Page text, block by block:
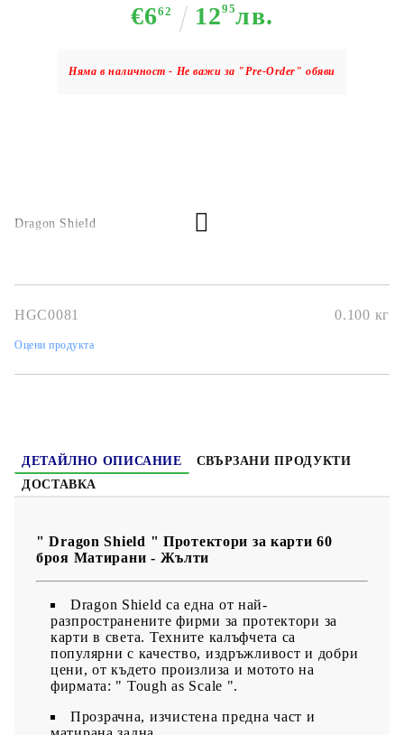
€662 1295лв.
Няма в наличност - Не важи за "Pre-Order" обяви
Dragon Shield
HGC0081 0.100 кг
Оцени продукта
ДЕТАЙЛНО ОПИСАНИЕ
СВЪРЗАНИ ПРОДУКТИ
ДОСТАВКА
" Dragon Shield " Протектори за карти 60
броя Матирани - Жълти
Dragon Shield са една от най-
разпространените фирми за протектори за
карти в света. Техните калъфчета са
популярни с качество, издръжливост и добри
цени, от където произлиза и мотото на
фирмата: " Tough as Scale ".
Прозрачна, изчистена предна част и